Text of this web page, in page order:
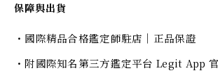
保障與出貨
・國際精品合格鑑定師駐店｜正品保證
・附國際知名第三方鑑定平台 Legit App